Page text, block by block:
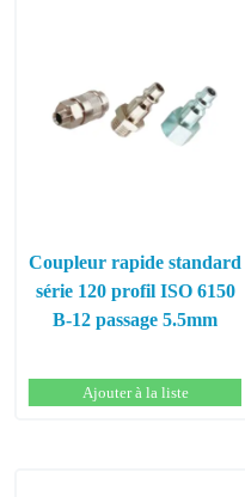
Coupleur rapide standard
série 120 profil ISO 6150
B-12 passage 5.5mm
Ajouter à la liste